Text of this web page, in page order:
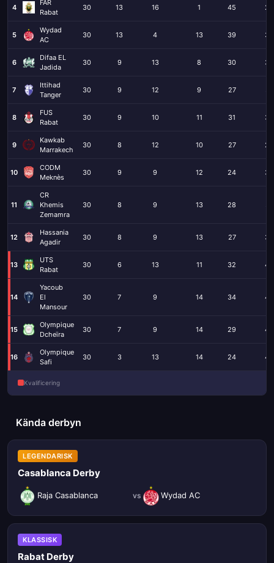
4
FAR
Rabat
30 13 16 1 45 22
5
Wydad
AC
30 13 4 13 39 33
6
Difaa EL
Jadida
30 9 13 8 30 34
7
Ittihad
Tanger
30 9 12 9 27
8
FUS
Rabat
30 9 10 11 31 36
9
Kawkab
Marrakech
30 8 12 10 27 26
10
CODM
Meknès
30 9 9 12 24 33
11
CR
Khemis
Zemamra
30 8 9 13 28
12
Hassania
Agadir
30 8 9 13 27 39
13
UTS
Rabat
30 6 13 11 32 40
14
Yacoub
El
Mansour
30 7 9 14 34 44
15
Olympique
Dcheïra
30 7 9 14 29 40
16
Olympique
Safi
30 3 13 14 24 42
Kvalificering
Kända derbyn
LEGENDARISK
Casablanca Derby
Raja Casablanca vs Wydad AC
KLASSISK
Rabat Derby